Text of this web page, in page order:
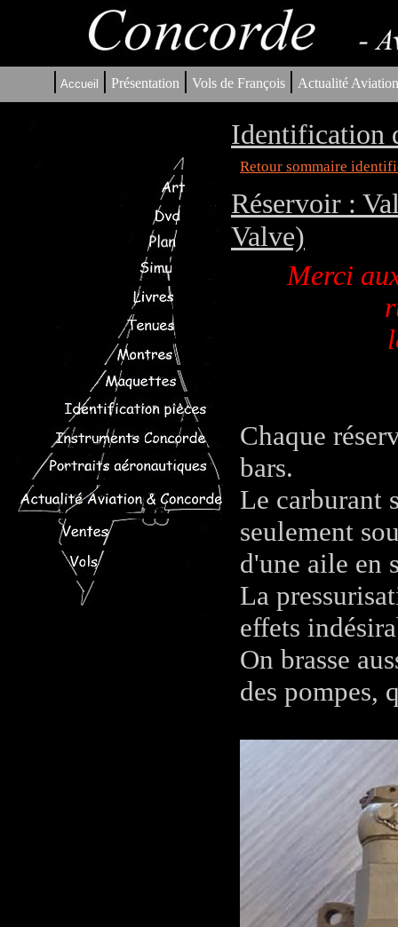
| Accueil | Présentation | Vols de François | Actualité
Identification
Retour sommaire
Réservoir :
Valve)
Merci
Chaque
bars.
Le carburant
seulement
d'une aile en
La
effets
On brasse
des pompes,